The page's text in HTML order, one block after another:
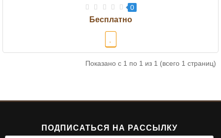
0
Показано с 1 по 1 из 1 (всего 1 страниц)
ПОДПИСАТЬСЯ НА РАССЫЛКУ